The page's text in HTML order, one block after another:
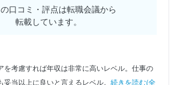
口コミ・評点は転職会議から
転載しています。
を考慮すれば年収は非常に高いレベル。仕事の
当以上に良いと言えるレベル。 続きを読む(全